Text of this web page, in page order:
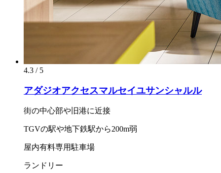
4.3 / 5
アダジオアクセスマルセイユサンシャルル
街の中心部や旧港に近接
TGVの駅や地下鉄駅から200m弱
屋内有料専用駐車場
ランドリー